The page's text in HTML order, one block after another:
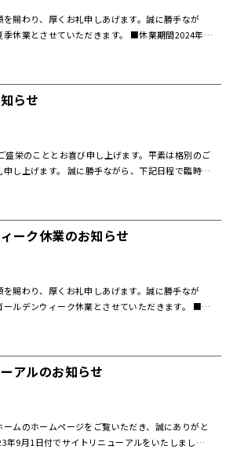
賜わり、厚くお礼申しあげます。誠に勝手なが
季休業とさせていただきます。 ■休業期間2024年8
らせ
盛栄のこととお喜び申し上げます。平素は格別のご
し上げます。 誠に勝手ながら、下記日程で臨時休
ーク休業のお知らせ
賜わり、厚くお礼申しあげます。誠に勝手なが
ールデンウィーク休業とさせていただきます。 ■休
アルのお知らせ
ムのホームページをご覧いただき、誠にありがと
年9月1日付でサイトリニューアルをいたしました